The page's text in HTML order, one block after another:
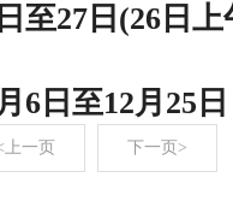
至27日(26日
6日至12月25日
上一页 下一页>